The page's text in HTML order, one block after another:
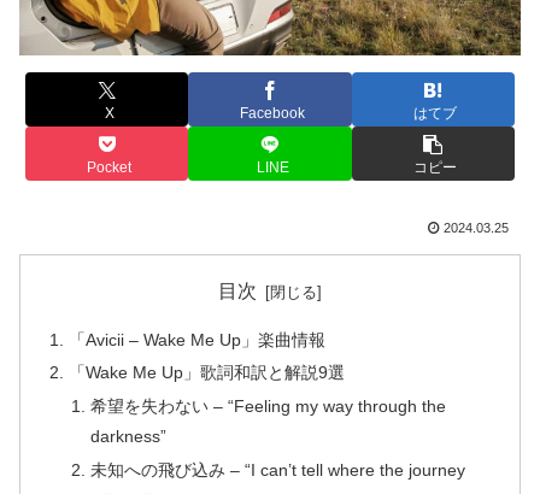
X Facebook はてブ
Pocket LINE コピー
2024.03.25
目次
「Avicii – Wake Me Up」楽曲情報
「Wake Me Up」歌詞和訳と解説9選
希望を失わない – “Feeling my way through the
darkness”
未知への飛び込み – “I can’t tell where the journey